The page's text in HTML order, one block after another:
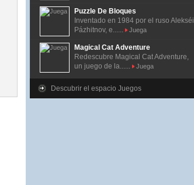
Puzzle De Bloques
Inventado en 1984 por el ruso Alekséi
Pázhitnov, e......
Juega
Magical Cat Adventure
Redescubre Magical Cat Adventure,
un juego de la......
Juega
Descubrir el espacio Juegos